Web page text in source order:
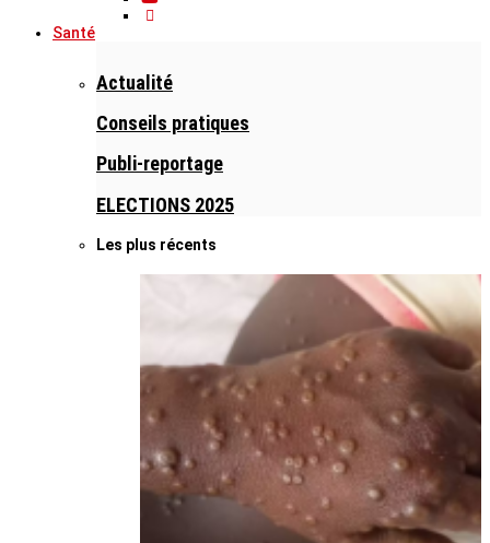
Santé
Actualité
Conseils pratiques
Publi-reportage
ELECTIONS 2025
Les plus récents